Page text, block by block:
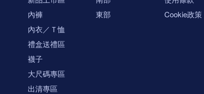
內褲
內衣／Ｔ恤
禮盒送禮區
襪子
大尺碼專區
出清專區
東部
Cookie政策